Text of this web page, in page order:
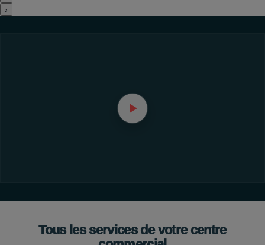
›
Tous les services de votre centre